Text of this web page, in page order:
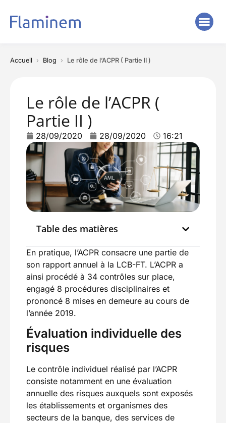
Accueil Blog Le rôle de l’ACPR ( Partie II )
Le rôle de l’ACPR (
Partie II )
28/09/2020 28/09/2020 16:21
Table des matières
En pratique, l’ACPR consacre une partie de
son rapport annuel à la LCB-FT. L’ACPR a
ainsi procédé à 34 contrôles sur place,
engagé 8 procédures disciplinaires et
prononcé 8 mises en demeure au cours de
l’année 2019.
Évaluation individuelle des
risques
Le contrôle individuel réalisé par l’ACPR
consiste notamment en une évaluation
annuelle des risques auxquels sont exposés
les établissements et organismes des
secteurs de la banque, des services de